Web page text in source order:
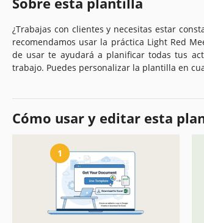
¿Trabajas con clientes y necesitas estar
recomendamos usar la práctica Light Red
de usar te ayudará a planificar todas tus
trabajo. Puedes personalizar la plantilla en
Cómo usar y editar esta
1